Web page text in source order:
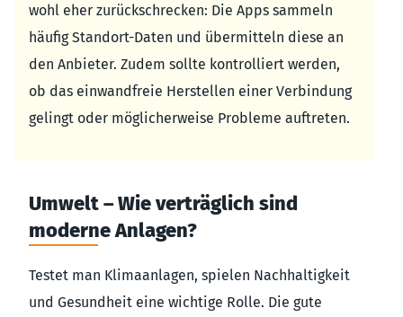
wohl eher zurückschrecken: Die Apps sammeln
häufig Standort-Daten und übermitteln diese an
den Anbieter. Zudem sollte kontrolliert werden,
ob das einwandfreie Herstellen einer Verbindung
gelingt oder möglicherweise Probleme auftreten.
Umwelt – Wie verträglich sind
moderne Anlagen?
Testet man Klimaanlagen, spielen Nachhaltigkeit
und Gesundheit eine wichtige Rolle. Die gute